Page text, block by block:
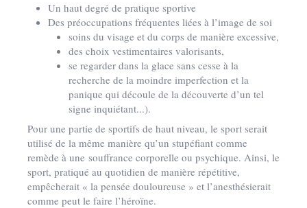
Un haut degré de pratique sportive
Des préoccupations fréquentes liées à l’image de soi
soins du visage et du corps de manière excessive,
des choix vestimentaires valorisants,
se regarder dans la glace sans cesse à la
recherche de la moindre imperfection et la
panique qui découle de la découverte d’un tel
signe inquiétant...).
Pour une partie de sportifs de haut niveau, le sport serait
utilisé de la même manière qu’un stupéfiant comme
remède à une souffrance corporelle ou psychique. Ainsi, le
sport, pratiqué au quotidien de manière répétitive,
empêcherait « la pensée douloureuse » et l’anesthésierait
comme peut le faire l’héroïne.